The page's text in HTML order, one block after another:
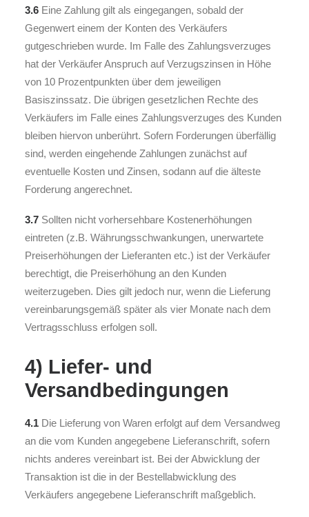
3.6 Eine Zahlung gilt als eingegangen, sobald der
Gegenwert einem der Konten des Verkäufers
gutgeschrieben wurde. Im Falle des Zahlungsverzuges
hat der Verkäufer Anspruch auf Verzugszinsen in Höhe
von 10 Prozentpunkten über dem jeweiligen
Basiszinssatz. Die übrigen gesetzlichen Rechte des
Verkäufers im Falle eines Zahlungsverzuges des Kunden
bleiben hiervon unberührt. Sofern Forderungen überfällig
sind, werden eingehende Zahlungen zunächst auf
eventuelle Kosten und Zinsen, sodann auf die älteste
Forderung angerechnet.
3.7 Sollten nicht vorhersehbare Kostenerhöhungen
eintreten (z.B. Währungsschwankungen, unerwartete
Preiserhöhungen der Lieferanten etc.) ist der Verkäufer
berechtigt, die Preiserhöhung an den Kunden
weiterzugeben. Dies gilt jedoch nur, wenn die Lieferung
vereinbarungsgemäß später als vier Monate nach dem
Vertragsschluss erfolgen soll.
4) Liefer- und
Versandbedingungen
4.1 Die Lieferung von Waren erfolgt auf dem Versandweg
an die vom Kunden angegebene Lieferanschrift, sofern
nichts anderes vereinbart ist. Bei der Abwicklung der
Transaktion ist die in der Bestellabwicklung des
Verkäufers angegebene Lieferanschrift maßgeblich.